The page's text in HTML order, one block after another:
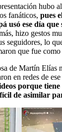
hubo
fanáticos, pues
usó ese día
hizo gestos
seguidores, lo
que fue
de Martín Elías
en redes de
porque
de asimilar